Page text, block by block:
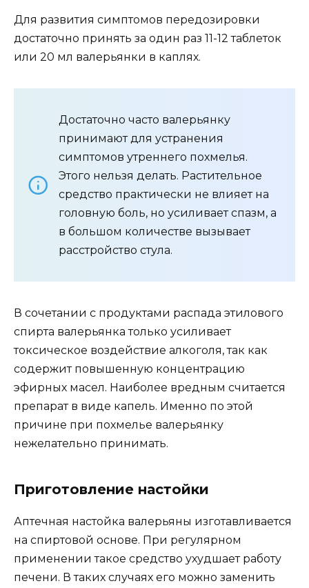
Для развития симптомов передозировки
достаточно принять за один раз 11-12 таблеток
или 20 мл валерьянки в каплях.
Достаточно часто валерьянку
принимают для устранения
симптомов утреннего похмелья.
Этого нельзя делать. Растительное
средство практически не влияет на
головную боль, но усиливает спазм, а
в большом количестве вызывает
расстройство стула.
В сочетании с продуктами распада этилового
спирта валерьянка только усиливает
токсическое воздействие алкоголя, так как
содержит повышенную концентрацию
эфирных масел. Наиболее вредным считается
препарат в виде капель. Именно по этой
причине при похмелье валерьянку
нежелательно принимать.
Приготовление настойки
Аптечная настойка валерьяны изготавливается
на спиртовой основе. При регулярном
применении такое средство ухудшает работу
печени. В таких случаях его можно заменить